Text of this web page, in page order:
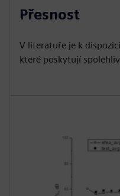
Přesnost
V literatuře je k
které poskytují